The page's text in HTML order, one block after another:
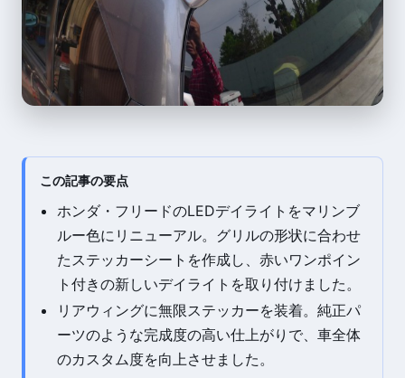
この記事の要点
ホンダ・フリードのLEDデイライトをマリンブ
ルー色にリニューアル。グリルの形状に合わせ
たステッカーシートを作成し、赤いワンポイン
ト付きの新しいデイライトを取り付けました。
リアウィングに無限ステッカーを装着。純正パ
ーツのような完成度の高い仕上がりで、車全体
のカスタム度を向上させました。